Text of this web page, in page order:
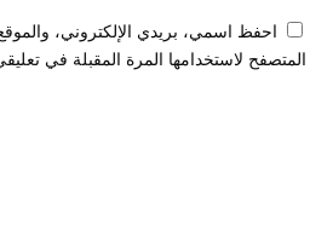
احفظ اسمي، بريدي الإلكتروني،
المتصفح لاستخدامها المرة المقبلة في